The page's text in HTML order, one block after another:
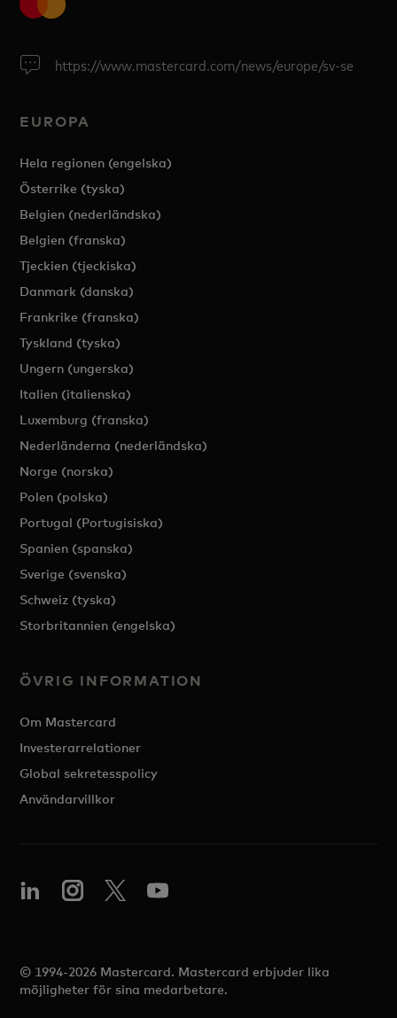
https://www.mastercard.com/news/europe/sv-se
EUROPA
Hela regionen (engelska)
Österrike (tyska)
Belgien (nederländska)
Belgien (franska)
Tjeckien (tjeckiska)
Danmark (danska)
Frankrike (franska)
Tyskland (tyska)
Ungern (ungerska)
Italien (italienska)
Luxemburg (franska)
Nederländerna (nederländska)
Norge (norska)
Polen (polska)
Portugal (Portugisiska)
Spanien (spanska)
Sverige (svenska)
Schweiz (tyska)
Storbritannien (engelska)
ÖVRIG INFORMATION
Om Mastercard
Investerarrelationer
Global sekretesspolicy
Användarvillkor
© 1994-2026 Mastercard. Mastercard erbjuder lika
möjligheter för sina medarbetare.